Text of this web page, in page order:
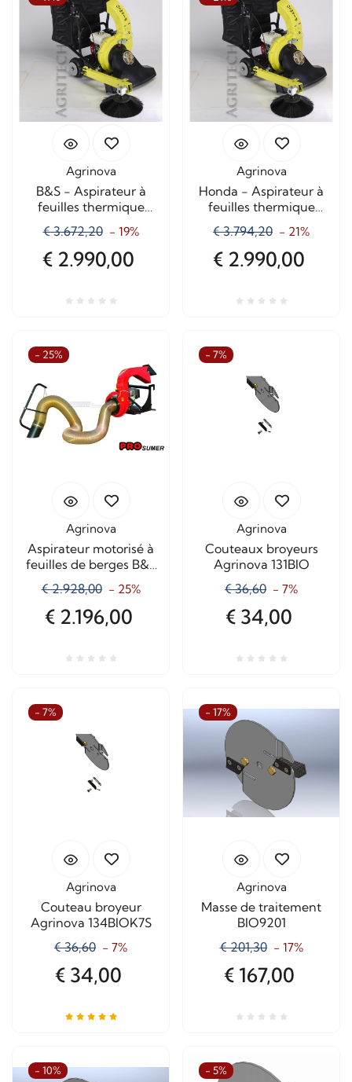
Agrinova
B&S - Aspirateur à
feuilles thermique
Oswald avec brosse
€ 3.672,20 - 19%
€ 2.990,00
Agrinova
Honda - Aspirateur à
feuilles thermique
Oswald avec brosse
€ 3.794,20 - 21%
€ 2.990,00
- 25%
Agrinova
Aspirateur motorisé à
feuilles de berges B&S
- Olga
€ 2.928,00 - 25%
€ 2.196,00
- 7%
Agrinova
Couteaux broyeurs
Agrinova 131BIO
€ 36,60 - 7%
€ 34,00
- 7%
Agrinova
Couteau broyeur
Agrinova 134BIOK7S
€ 36,60 - 7%
€ 34,00
- 17%
Agrinova
Masse de traitement
BIO9201
€ 201,30 - 17%
€ 167,00
- 10% - 5%